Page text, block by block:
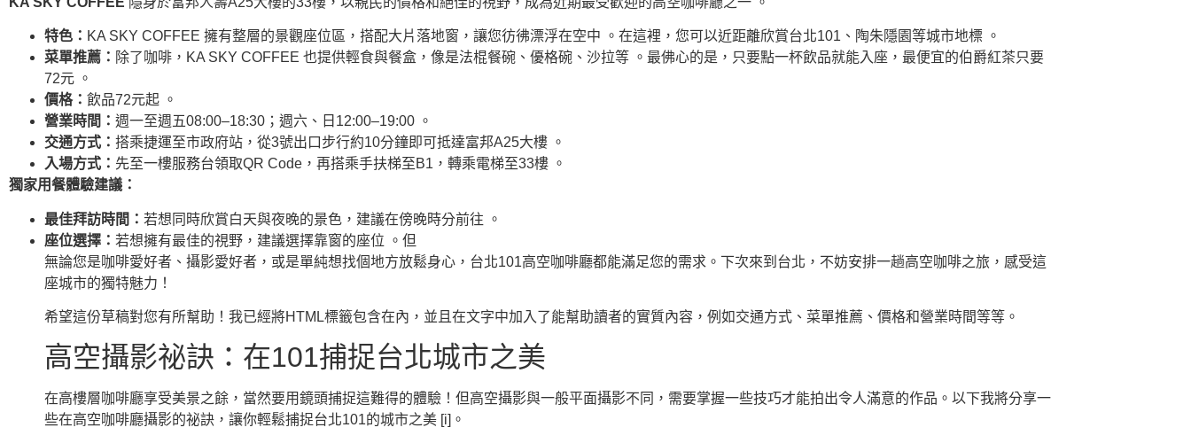
特色： KA SKY COFFEE 擁有整層的景觀座位區，搭配大片落地窗，讓您彷彿漂浮在空中 。在這裡，您可以近距離欣賞台北101、陶朱隱園等城市地標 。
菜單推薦： 除了咖啡，KA SKY COFFEE 也提供輕食與餐盒，像是法棍餐碗、優格碗、沙拉等 。最佛心的是，只要點一杯飲品就能入座，最便宜的伯爵紅茶只要
72元 。
價格： 飲品72元起 。
營業時間： 週一至週五08:00–18:30；週六、日12:00–19:00 。
交通方式： 搭乘捷運至市政府站，從3號出口步行約10分鐘即可抵達富邦A25大樓 。
入場方式： 先至一樓服務台領取QR Code，再搭乘手扶梯至B1，轉乘電梯至33樓 。
獨家用餐體驗建議：
最佳拜訪時間： 若想同時欣賞白天與夜晚的景色，建議在傍晚時分前往 。
座位選擇： 若想擁有最佳的視野，建議選擇靠窗的座位 。但
無論您是咖啡愛好者、攝影愛好者，或是單純想找個地方放鬆身心，台北101高空咖啡廳都能滿足您的需求。下次來到台北，不妨安排一趟高空咖啡之旅，感受這
座城市的獨特魅力！
希望這份草稿對您有所幫助！我已經將HTML標籤包含在內，並且在文字中加入了能幫助讀者的實質內容，例如交通方式、菜單推薦、價格和營業時間等等。
高空攝影祕訣：在101捕捉台北城市之美
在高樓層咖啡廳享受美景之餘，當然要用鏡頭捕捉這難得的體驗！但高空攝影與一般平面攝影不同，需要掌握一些技巧才能拍出令人滿意的作品。以下我將分享一
些在高空咖啡廳攝影的祕訣，讓你輕鬆捕捉台北101的城市之美 [i]。